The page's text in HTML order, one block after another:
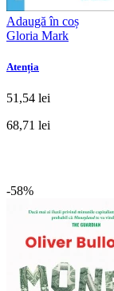
Adaugă în coș
Gloria Mark
Atenția
51,54 lei
68,71 lei
-58%